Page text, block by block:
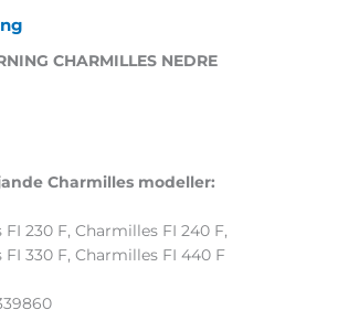
CHARMILLES NEDRE
Charmilles modeller:
230 F, Charmilles FI 240 F,
FI 330 F, Charmilles FI 440 F